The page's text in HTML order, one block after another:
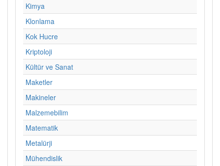
Kimya
Klonlama
Kok Hucre
Kriptoloji
Kültür ve Sanat
Maketler
Makineler
Malzemebilim
Matematik
Metalürji
Mühendislik